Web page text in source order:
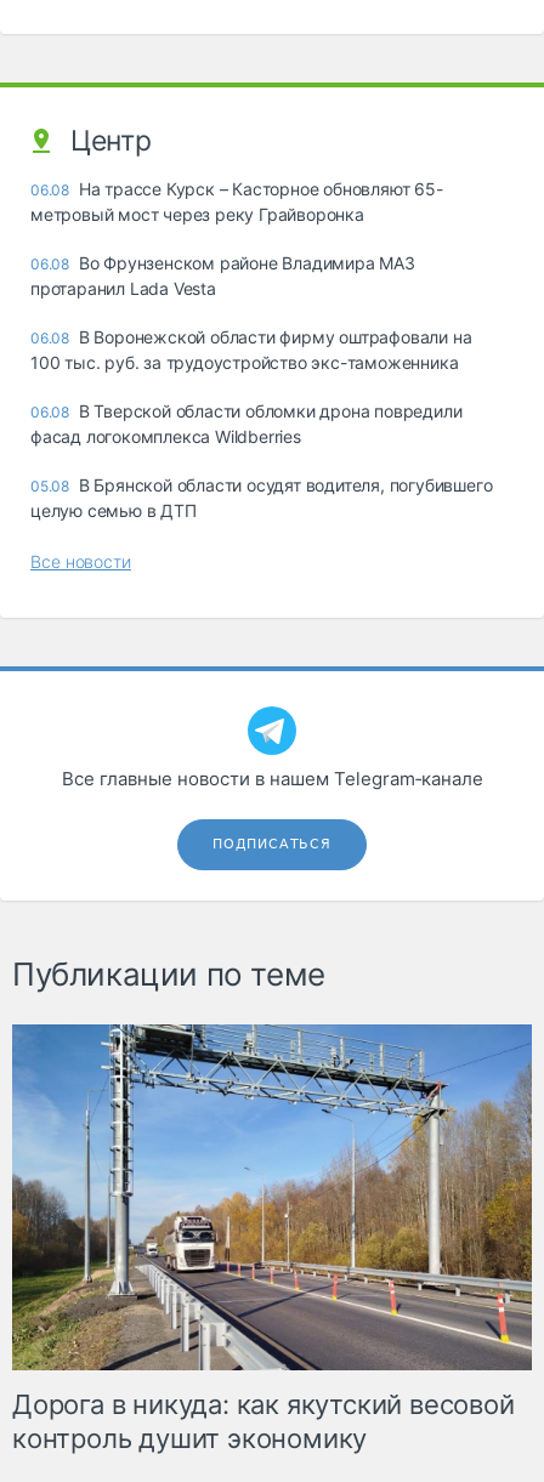
Центр
06.08 На трассе Курск – Касторное обновляют 65-
метровый мост через реку Грайворонка
06.08 Во Фрунзенском районе Владимира МАЗ
протаранил Lada Vesta
06.08 В Воронежской области фирму оштрафовали на
100 тыс. руб. за трудоустройство экс-таможенника
06.08 В Тверской области обломки дрона повредили
фасад логокомплекса Wildberries
05.08 В Брянской области осудят водителя, погубившего
целую семью в ДТП
Все новости
Все главные новости в нашем Telegram‑канале
ПОДПИСАТЬСЯ
Публикации по теме
Дорога в никуда: как якутский весовой
контроль душит экономику